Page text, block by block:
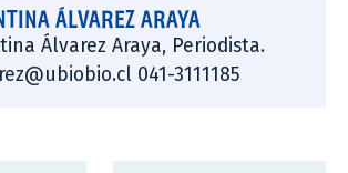
ÁLVAREZ ARAYA
Álvarez Araya, Periodista.
041-3111185